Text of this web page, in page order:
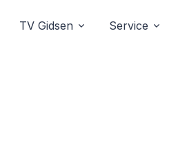
TV Gidsen Service